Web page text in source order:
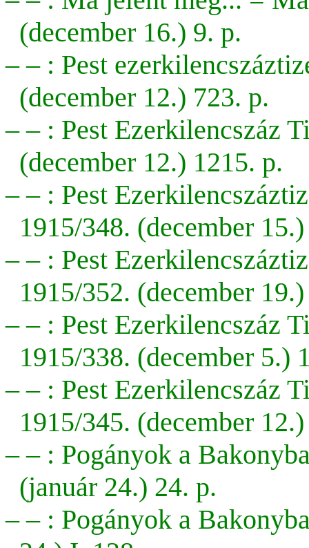
(december 16.) 9. p.
– – : Pest
(december 12.) 723. p.
– – : Pest Ezerkilencszáz
(december 12.) 1215. p.
– – : Pest
1915/348. (december
– – : Pest
1915/352. (december
– – : Pest Ezerkilencszáz
1915/338. (december 5.)
– – : Pest Ezerkilencszáz
1915/345. (december
– – : Pogányok a
(január 24.) 24. p.
– – : Pogányok a